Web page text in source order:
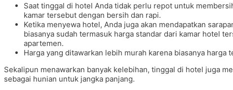
Saat tinggal di hotel Anda tidak perlu repot untuk
kamar tersebut dengan bersih dan rapi.
Ketika menyewa hotel, Anda juga akan mendapatkan
biasanya sudah termasuk harga standar dari kamar hotel
apartemen.
Harga yang ditawarkan lebih murah karena biasanya harga
Sekalipun menawarkan banyak kelebihan, tinggal di hotel juga
sebagai hunian untuk jangka panjang.